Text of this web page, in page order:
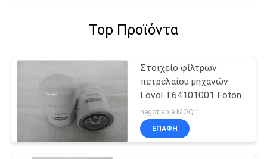
Top Προϊόντα
Στοιχείο φίλτρων
πετρελαίου μηχανών
Lovol T64101001 Foton
negotiable MOQ:1
ΕΠΑΦΉ